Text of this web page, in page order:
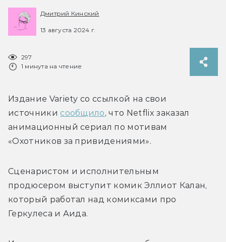
Дмитрий Кинский
13 августа 2024 г.
297
1 минута на чтение
Издание Variety со ссылкой на свои
источники сообщило, что Netflix заказал
анимационный сериал по мотивам
«Охотников за привидениями».
Сценаристом и исполнительным
продюсером выступит комик Эллиот Калан,
который работал над комиксами про
Геркулеса и Аида.